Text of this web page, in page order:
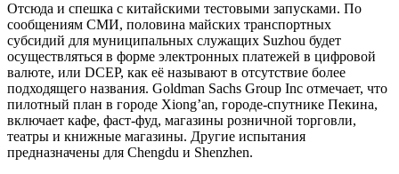
Отсюда и спешка с китайскими тестовыми запусками. По
сообщениям СМИ, половина майских транспортных
субсидий для муниципальных служащих Suzhou будет
осуществляться в форме электронных платежей в цифровой
валюте, или DCEP, как её называют в отсутствие более
подходящего названия. Goldman Sachs Group Inc отмечает, что
пилотный план в городе Xiong’an, городе-спутнике Пекина,
включает кафе, фаст-фуд, магазины розничной торговли,
театры и книжные магазины. Другие испытания
предназначены для Chengdu и Shenzhen.